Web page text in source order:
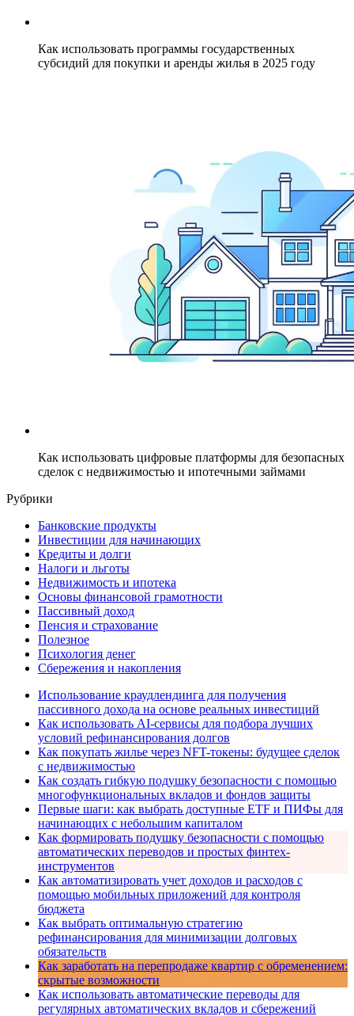
Как использовать программы государственных
субсидий для покупки и аренды жилья в 2025 году
Как использовать цифровые платформы для безопасных
сделок с недвижимостью и ипотечными займами
Рубрики
Банковские продукты
Инвестиции для начинающих
Кредиты и долги
Налоги и льготы
Недвижимость и ипотека
Основы финансовой грамотности
Пассивный доход
Пенсия и страхование
Полезное
Психология денег
Сбережения и накопления
Использование краудлендинга для получения
пассивного дохода на основе реальных инвестиций
Как использовать AI-сервисы для подбора лучших
условий рефинансирования долгов
Как покупать жилье через NFT-токены: будущее сделок
с недвижимостью
Как создать гибкую подушку безопасности с помощью
многофункциональных вкладов и фондов защиты
Первые шаги: как выбрать доступные ETF и ПИФы для
начинающих с небольшим капиталом
Как формировать подушку безопасности с помощью
автоматических переводов и простых финтех-
инструментов
Как автоматизировать учет доходов и расходов с
помощью мобильных приложений для контроля
бюджета
Как выбрать оптимальную стратегию
рефинансирования для минимизации долговых
обязательств
Как заработать на перепродаже квартир с обременением:
скрытые возможности
Как использовать автоматические переводы для
регулярных автоматических вкладов и сбережений